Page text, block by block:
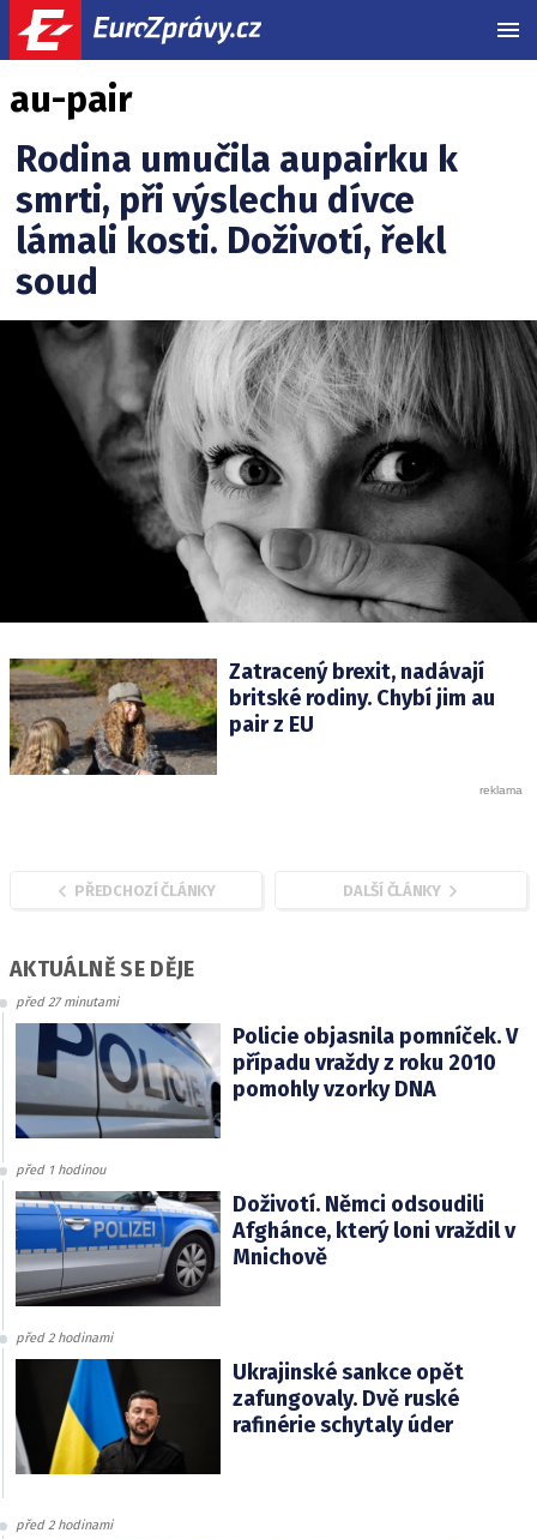
au-pair
Rodina umučila aupairku k
smrti, při výslechu dívce
lámali kosti. Doživotí, řekl
soud
Zatracený brexit, nadávají
britské rodiny. Chybí jim au
pair z EU
PŘEDCHOZÍ ČLÁNKY DALŠÍ ČLÁNKY
AKTUÁLNĚ SE DĚJE
před 27 minutami
Policie objasnila pomníček. V
případu vraždy z roku 2010
pomohly vzorky DNA
před 1 hodinou
Doživotí. Němci odsoudili
Afghánce, který loni vraždil v
Mnichově
před 2 hodinami
Ukrajinské sankce opět
zafungovaly. Dvě ruské
rafinérie schytaly úder
před 2 hodinami